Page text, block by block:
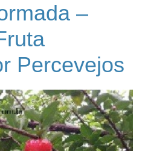
–
Percevejos